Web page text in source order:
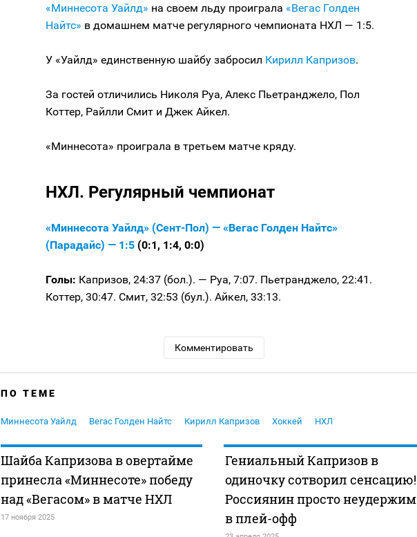
«Миннесота Уайлд» на своем льду проиграла «Вегас Голден
Найтс» в домашнем матче регулярного чемпионата НХЛ — 1:5.
У «Уайлд» единственную шайбу забросил Кирилл Капризов.
За гостей отличились Николя Руа, Алекс Пьетранджело, Пол
Коттер, Райлли Смит и Джек Айкел.
«Миннесота» проиграла в третьем матче кряду.
НХЛ. Регулярный чемпионат
«Миннесота Уайлд» (Сент-Пол) — «Вегас Голден Найтс»
(Парадайс) — 1:5 (0:1, 1:4, 0:0)
Голы: Капризов, 24:37 (бол.). — Руа, 7:07. Пьетранджело, 22:41.
Коттер, 30:47. Смит, 32:53 (бул.). Айкел, 33:13.
Комментировать
ПО ТЕМЕ
Миннесота Уайлд Вегас Голден Найтс Кирилл Капризов Хоккей НХЛ
Шайба Капризова в овертайме
принесла «Миннесоте» победу
над «Вегасом» в матче НХЛ
17 ноября 2025
Гениальный Капризов в
одиночку сотворил сенсацию!
Россиянин просто неудержим
в плей-офф